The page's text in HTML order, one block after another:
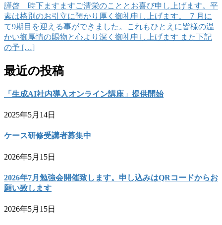
謹啓 時下ますますご清栄のこととお喜び申し上げます。平
素は格別のお引立に預かり厚く御礼申し上げます。 ７月に
て9期目を迎える事ができました。これもひとえに皆様の温
かい御厚情の賜物と心より深く御礼申し上げます また下記
の予 […]
最近の投稿
「生成AI社内導入オンライン講座」提供開始
2025年5月14日
ケース研修受講者募集中
2026年5月15日
2026年7月勉強会開催致します。申し込みはQRコードからお
願い致します
2026年5月15日